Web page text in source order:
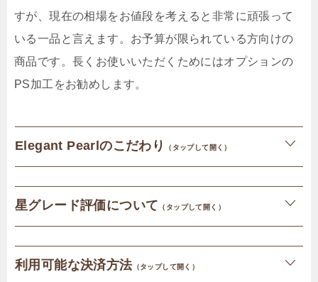
すが、現在の相場をお値段を考えると非常に頑張って
いる一品と言えます。お予算が限られている方向けの
商品です。長くお使いいただくためにはオプションの
PS加工をお勧めします。
Elegant Pearlのこだわり （タップして開く）
星グレード評価について （タップして開く）
利用可能な決済方法（タップして開く）